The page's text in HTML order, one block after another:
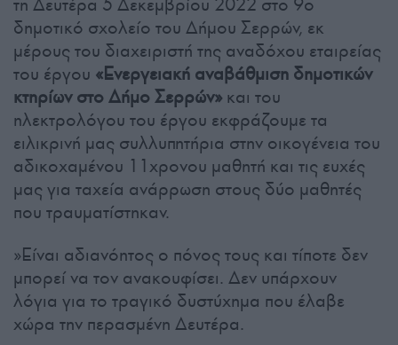
τη Δευτέρα 5 Δεκεμβρίου 2022 στο 9ο
δημοτικό σχολείο του Δήμου Σερρών, εκ
μέρους του διαχειριστή της αναδόχου εταιρείας
του έργου «Ενεργειακή αναβάθμιση δημοτικών
κτηρίων στο Δήμο Σερρών» και του
ηλεκτρολόγου του έργου εκφράζουμε τα
ειλικρινή μας συλλυπητήρια στην οικογένεια του
αδικοχαμένου 11χρονου μαθητή και τις ευχές
μας για ταχεία ανάρρωση στους δύο μαθητές
που τραυματίστηκαν.
»Είναι αδιανόητος ο πόνος τους και τίποτε δεν
μπορεί να τον ανακουφίσει. Δεν υπάρχουν
λόγια για το τραγικό δυστύχημα που έλαβε
χώρα την περασμένη Δευτέρα.